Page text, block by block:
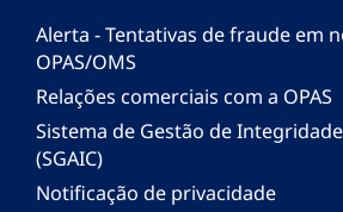
Alerta - Tentativas de fraude em
OPAS/OMS
Relações comerciais com a OPAS
Sistema de Gestão de
(SGAIC)
Notificação de privacidade